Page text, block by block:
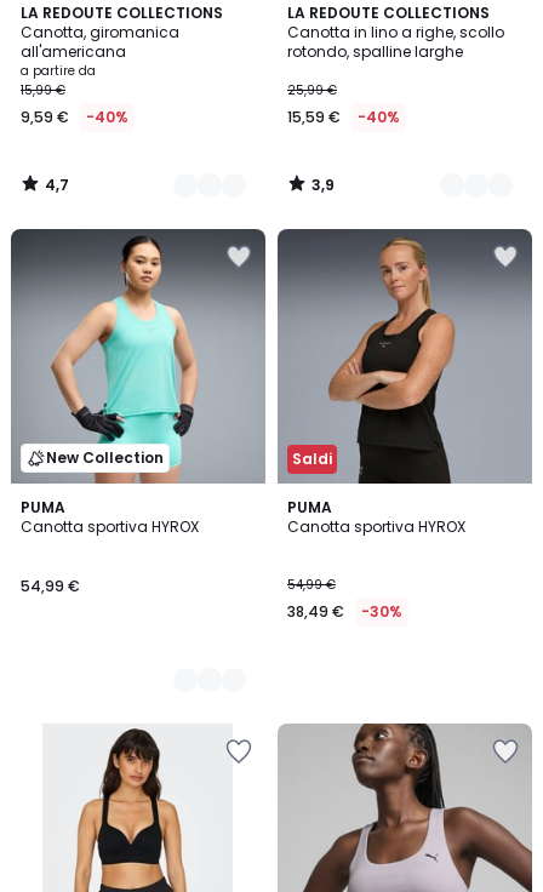
LA REDOUTE COLLECTIONS
Canotta, giromanica
all'americana
a partire da
15,99 €
9,59 € -40%
4,7
/ 5
3
Colori
4,7
/
LA REDOUTE COLLECTIONS
Canotta in lino a righe, scollo
rotondo, spalline larghe
25,99 €
15,59 € -40%
3,9
/ 5
2
Colori
3,9
/
New Collection
PUMA
Canotta sportiva HYROX
54,99 €
2
Colori
Saldi
PUMA
Canotta sportiva HYROX
54,99 €
38,49 € -30%